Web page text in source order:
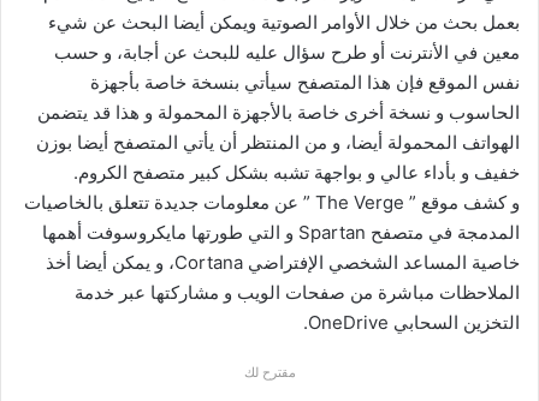
بعمل بحث من خلال الأوامر الصوتية ويمكن أيضا البحث عن شيء
معين في الأنترنت أو طرح سؤال عليه للبحث عن أجابة، و حسب
نفس الموقع فإن هذا المتصفح سيأتي بنسخة خاصة بأجهزة
الحاسوب و نسخة أخرى خاصة بالأجهزة المحمولة و هذا قد يتضمن
الهواتف المحمولة أيضا، و من المنتظر أن يأتي المتصفح أيضا بوزن
خفيف و بأداء عالي و بواجهة تشبه بشكل كبير متصفح الكروم.
و كشف موقع ” The Verge ” عن معلومات جديدة تتعلق بالخاصيات
المدمجة في متصفح Spartan و التي طورتها مايكروسوفت أهمها
خاصية المساعد الشخصي الإفتراضي Cortana، و يمكن أيضا أخذ
الملاحظات مباشرة من صفحات الويب و مشاركتها عبر خدمة
التخزين السحابي OneDrive.
مقترح لك